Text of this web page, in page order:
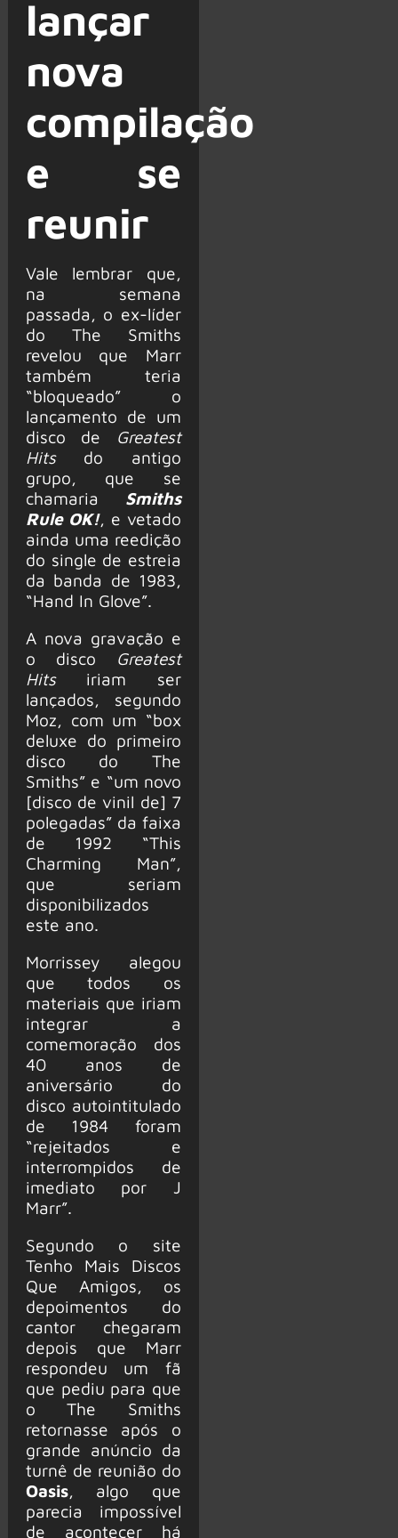
lançar
nova
compilação
e se
reunir
Vale lembrar que,
na semana
passada, o ex-líder
do The Smiths
revelou que Marr
também teria
“bloqueado” o
lançamento de um
disco de Greatest
Hitsdo antigo
grupo, que se
chamaria Smiths
Rule OK!, e vetado
ainda uma reedição
do single de estreia
da banda de 1983,
“Hand In Glove”.
A nova gravação e
o disco Greatest
Hitsiriam ser
lançados, segundo
Moz, com um “box
deluxe do primeiro
disco do The
Smiths” e “um novo
[disco de vinil de] 7
polegadas” da faixa
de 1992 “This
Charming Man”,
que seriam
disponibilizados
este ano.
Morrissey alegou
que todos os
materiais que iriam
integrar a
comemoração dos
40 anos de
aniversário do
disco autointitulado
de 1984 foram
“rejeitados e
interrompidos de
imediato por J
Marr”.
Segundo o site
Tenho Mais Discos
Que Amigos, os
depoimentos do
cantor chegaram
depois que Marr
respondeu um fã
que pediu para que
o The Smiths
retornasse após o
grande anúncio da
turnê de reunião do
Oasis, algo que
parecia impossível
de acontecer há